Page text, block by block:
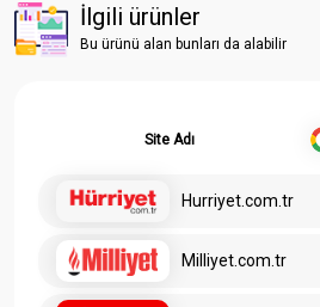
İlgili ürünler
Bu ürünü alan bunları da alabilir
Site Adı
Hurriyet.com.tr
Milliyet.com.tr